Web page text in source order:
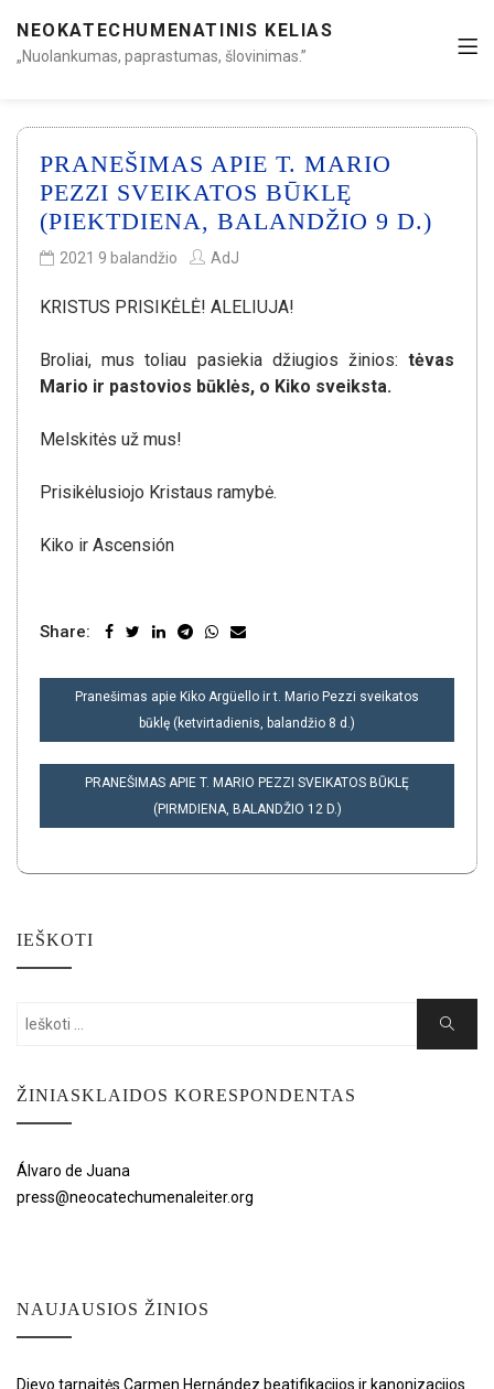
NEOKATECHUMENATINIS KELIAS
„Nuolankumas, paprastumas, šlovinimas.”
PRANEŠIMAS APIE T. MARIO
PEZZI SVEIKATOS BŪKLĘ
(PIEKTDIENA, BALANDŽIO 9 D.)
2021 9 balandžio AdJ
KRISTUS PRISIKĖLĖ! ALELIUJA!
Broliai, mus toliau pasiekia džiugios žinios: tėvas
Mario ir pastovios būklės, o Kiko sveiksta.
Melskitės už mus!
Prisikėlusiojo Kristaus ramybė.
Kiko ir Ascensión
Share:
NAVIGACIJA
ĮRAŠŲ
Pranešimas apie Kiko Argüello ir t. Mario Pezzi sveikatos
būklę (ketvirtadienis, balandžio 8 d.)
PRANEŠIMAS APIE T. MARIO PEZZI SVEIKATOS BŪKLĘ
(PIRMDIENA, BALANDŽIO 12 D.)
IEŠKOTI
Search
Search
ŽINIASKLAIDOS KORESPONDENTAS
Álvaro de Juana
press@neocatechumenaleiter.org
NAUJAUSIOS ŽINIOS
Dievo tarnaitės Carmen Hernández beatifikacijos ir kanonizacijos